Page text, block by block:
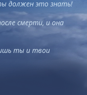
должен это знать!
смерти, и она
ты и твои